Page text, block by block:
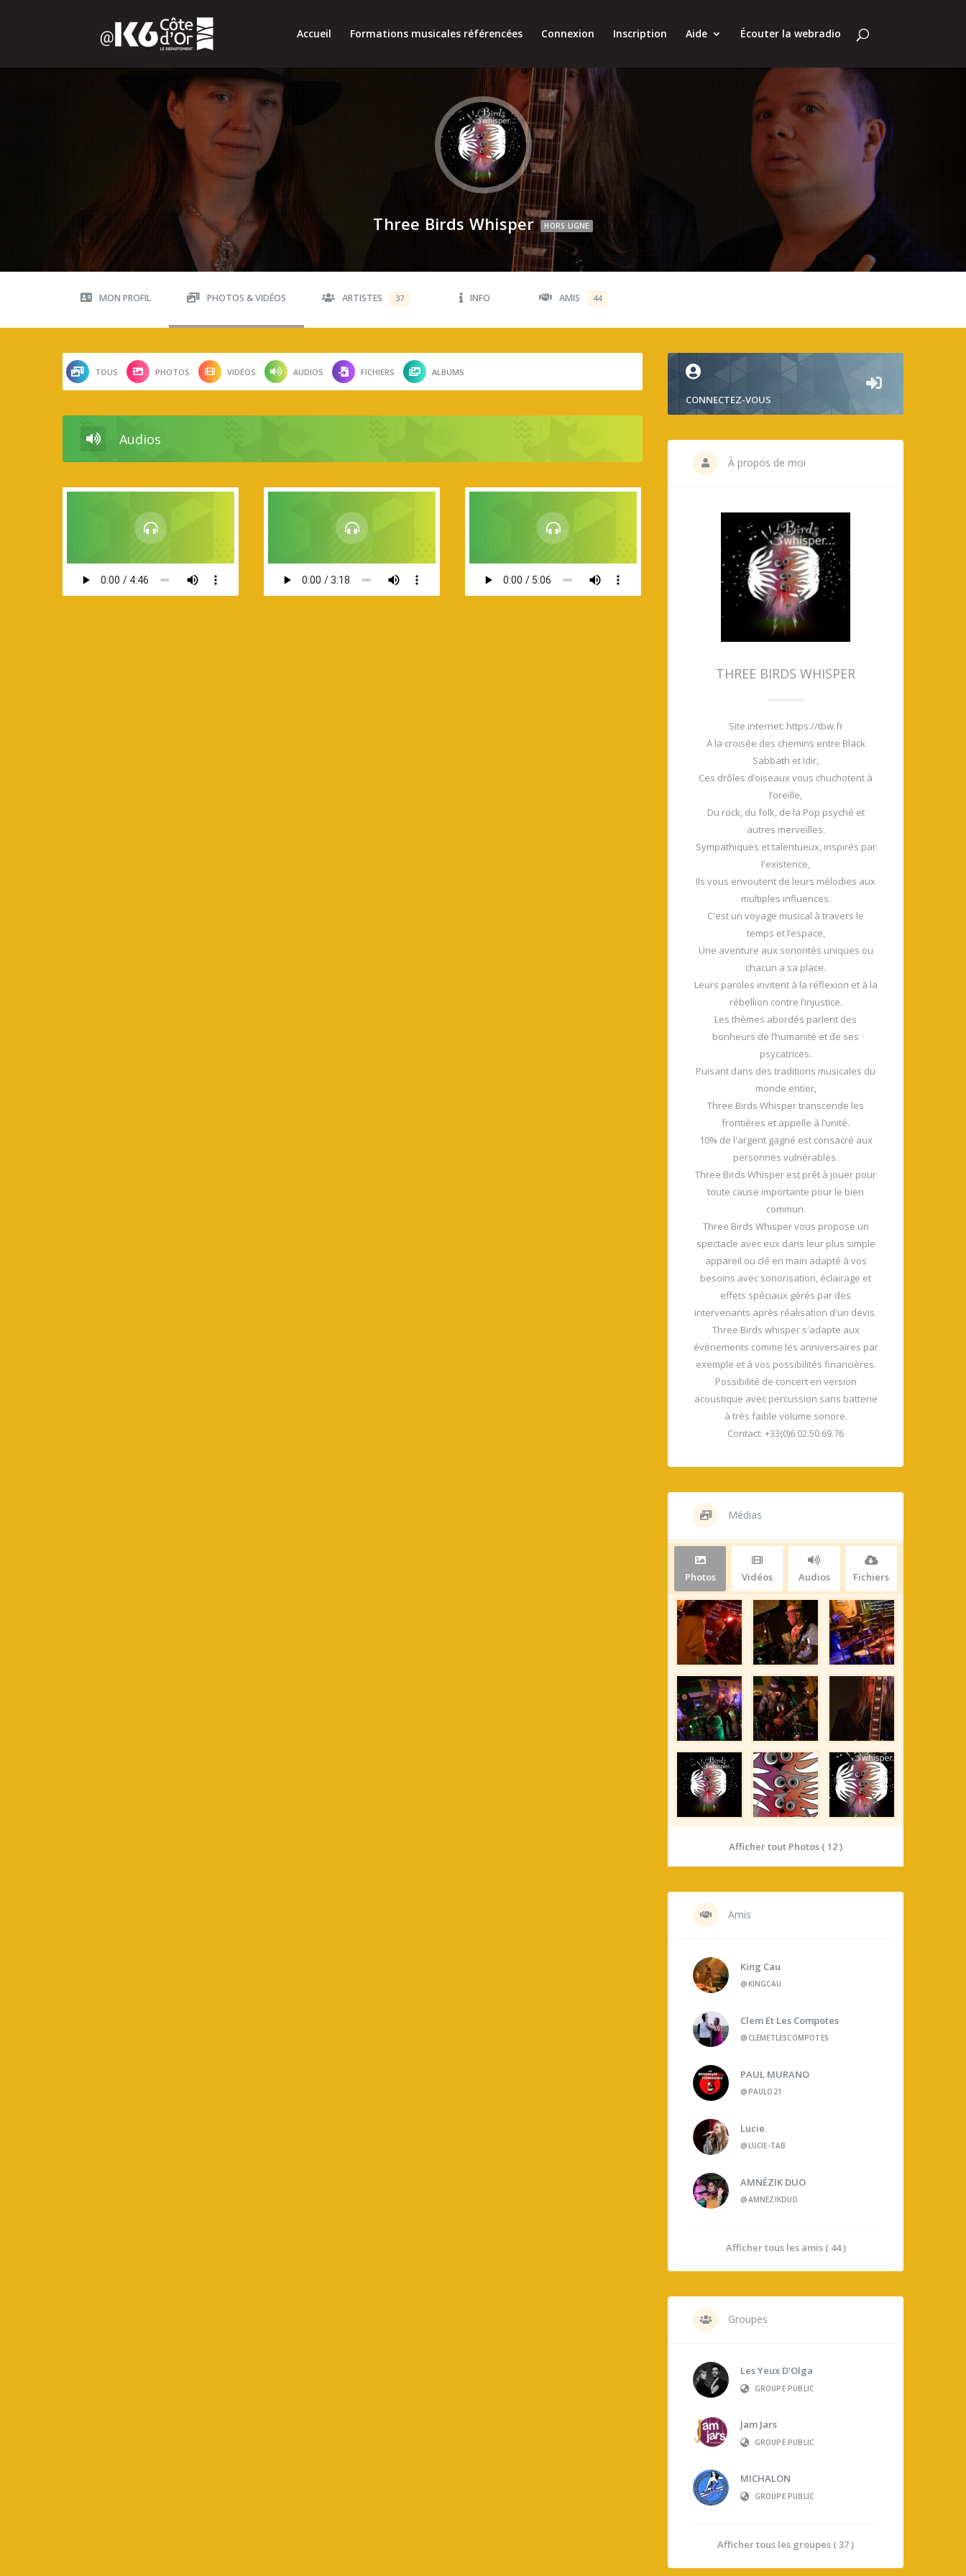
Accueil Formations musicales référencées Connexion Inscription Aide Écouter la webradio
Three Birds Whisper HORS LIGNE
MON PROFIL PHOTOS & VIDÉOS ARTISTES 37 INFO AMIS 44
TOUS PHOTOS VIDÉOS AUDIOS FICHIERS ALBUMS
Audios
CONNECTEZ-VOUS
À propos de moi
THREE BIRDS WHISPER
Site internet: https://tbw.fr
A la croisée des chemins entre Black
Sabbath et Idir,
Ces drôles d’oiseaux vous chuchotent à
l’oreille,
Du rock, du folk, de la Pop psyché et
autres merveilles.
Sympathiques et talentueux, inspirés par
l'existence,
Ils vous envoutent de leurs mélodies aux
multiples influences.
C'est un voyage musical à travers le
temps et l’espace,
Une aventure aux sonorités uniques ou
chacun a sa place.
Leurs paroles invitent à la réflexion et à la
rébellion contre l’injustice.
Les thèmes abordés parlent des
bonheurs de l’humanité et de ses
psycatrices.
Puisant dans des traditions musicales du
monde entier,
Three Birds Whisper transcende les
frontières et appelle à l’unité.
10% de l'argent gagné est consacré aux
personnes vulnérables.
Three Birds Whisper est prêt à jouer pour
toute cause importante pour le bien
commun.
Three Birds Whisper vous propose un
spectacle avec eux dans leur plus simple
appareil ou clé en main adapté à vos
besoins avec sonorisation, éclairage et
effets spéciaux gérés par des
intervenants après réalisation d'un devis.
Three Birds whisper s'adapte aux
évènements comme les anniversaires par
exemple et à vos possibilités financières.
Possibilité de concert en version
acoustique avec percussion sans batterie
à très faible volume sonore.
Contact: +33(0)6.02.50.69.76
Médias
Photos Vidéos Audios Fichiers
Afficher tout Photos ( 12 )
Amis
King Cau
@KINGCAU
Clem Et Les Compotes
@CLEMETLESCOMPOTES
PAUL MURANO
@PAULO21
Lucie
@LUCIE-TAB
AMNÉZIK DUO
@AMNEZIKDUO
Afficher tous les amis ( 44 )
Groupes
Les Yeux D’Olga
GROUPE PUBLIC
Jam Jars
GROUPE PUBLIC
MICHALON
GROUPE PUBLIC
Afficher tous les groupes ( 37 )